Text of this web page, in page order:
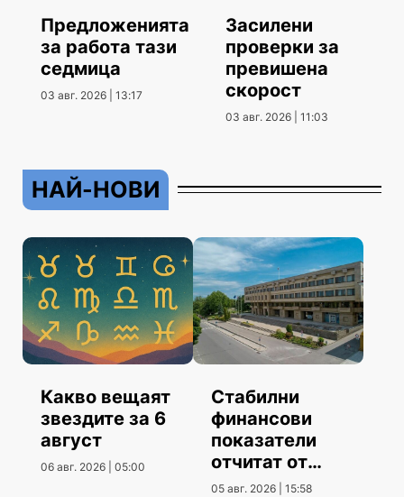
Предложенията
за работа тази
седмица
03 авг. 2026 | 13:17
Засилени
проверки за
превишена
скорост
03 авг. 2026 | 11:03
НАЙ-НОВИ
Какво вещаят
звездите за 6
август
06 авг. 2026 | 05:00
Стабилни
финансови
показатели
отчитат от
Община
05 авг. 2026 | 15:58